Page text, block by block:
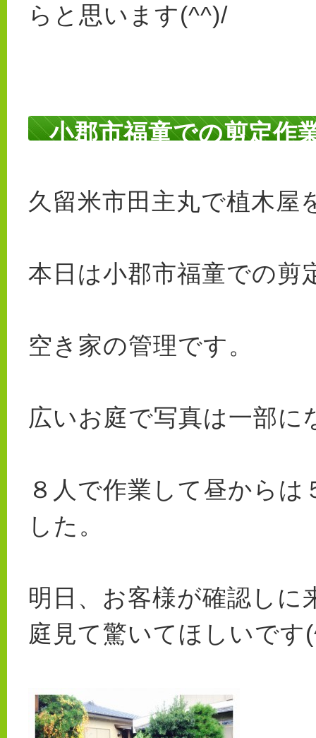
らと思います(^^)/
小郡市福童での剪定作
久留米市田主丸で植木屋
本日は小郡市福童での剪
空き家の管理です。
広いお庭で写真は一部に
８人で作業して昼から
した。
明日、お客様が確認し
庭見て驚いてほしいです